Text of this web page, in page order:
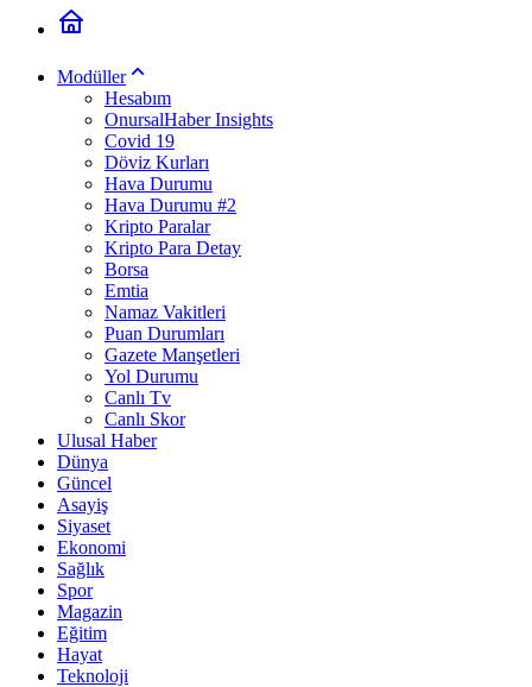
Modüller
Hesabım
OnursalHaber Insights
Covid 19
Döviz Kurları
Hava Durumu
Hava Durumu #2
Kripto Paralar
Kripto Para Detay
Borsa
Emtia
Namaz Vakitleri
Puan Durumları
Gazete Manşetleri
Yol Durumu
Canlı Tv
Canlı Skor
Ulusal Haber
Dünya
Güncel
Asayiş
Siyaset
Ekonomi
Sağlık
Spor
Magazin
Eğitim
Hayat
Teknoloji